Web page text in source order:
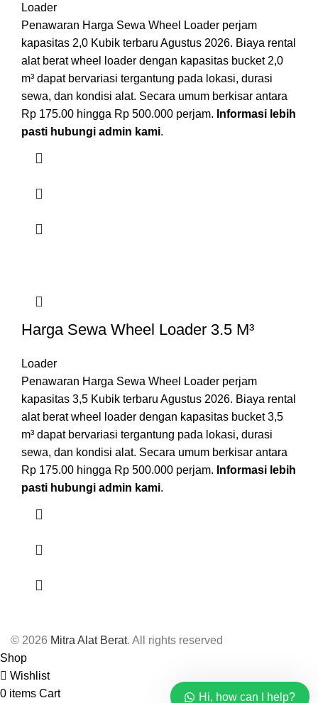
Loader
Penawaran Harga Sewa Wheel Loader perjam
kapasitas 2,0 Kubik terbaru Agustus 2026. Biaya rental
alat berat wheel loader dengan kapasitas bucket 2,0
m³ dapat bervariasi tergantung pada lokasi, durasi
sewa, dan kondisi alat. Secara umum berkisar antara
Rp 175.00 hingga Rp 500.000 perjam. Informasi lebih
pasti hubungi admin kami.
Harga Sewa Wheel Loader 3.5 M³
Loader
Penawaran Harga Sewa Wheel Loader perjam
kapasitas 3,5 Kubik terbaru Agustus 2026. Biaya rental
alat berat wheel loader dengan kapasitas bucket 3,5
m³ dapat bervariasi tergantung pada lokasi, durasi
sewa, dan kondisi alat. Secara umum berkisar antara
Rp 175.00 hingga Rp 500.000 perjam. Informasi lebih
pasti hubungi admin kami.
© 2026 Mitra Alat Berat. All rights reserved
Hi, how can I help?
Shop
Wishlist
0 items Cart